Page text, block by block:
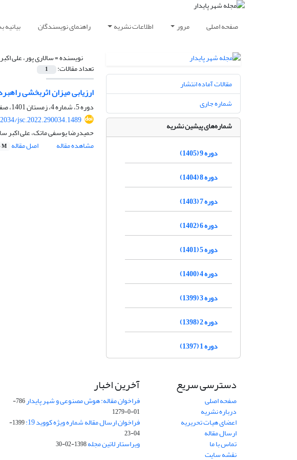
صفحه اصلی مرور اطلاعات نشریه راهنمای نویسندگان
نویسنده =سالاری پور، علی اکبر
تعداد مقالات: 1
ارزیابی میزان اثربخشی
دوره 5، شماره 4، زمستان 1401، صفحه
jsc.2022.290034.1489
حمیدرضا یوسفی ماتک، علی اکبر
مشاهده مقاله
اصل مقاله M
مقالات آماده انتشار
شماره جاری
شماره‌های پیشین نشریه
دوره 9 (1405)
دوره 8 (1404)
دوره 7 (1403)
دوره 6 (1402)
دوره 5 (1401)
دوره 4 (1400)
دوره 3 (1399)
دوره 2 (1398)
دوره 1 (1397)
دسترسی سریع
صفحه اصلی
درباره نشریه
اعضای هیات تحریریه
ارسال مقاله
تماس با ما
نقشه سایت
آخرین اخبار
فراخوان مقاله: هوش مصنوعی و شهر پایدار
786-
01-0-1279
فراخوان ارسال مقاله شماره ویژه کووید 19:
1399-
04-23
ویراستار لاتین مجله1398-02-30